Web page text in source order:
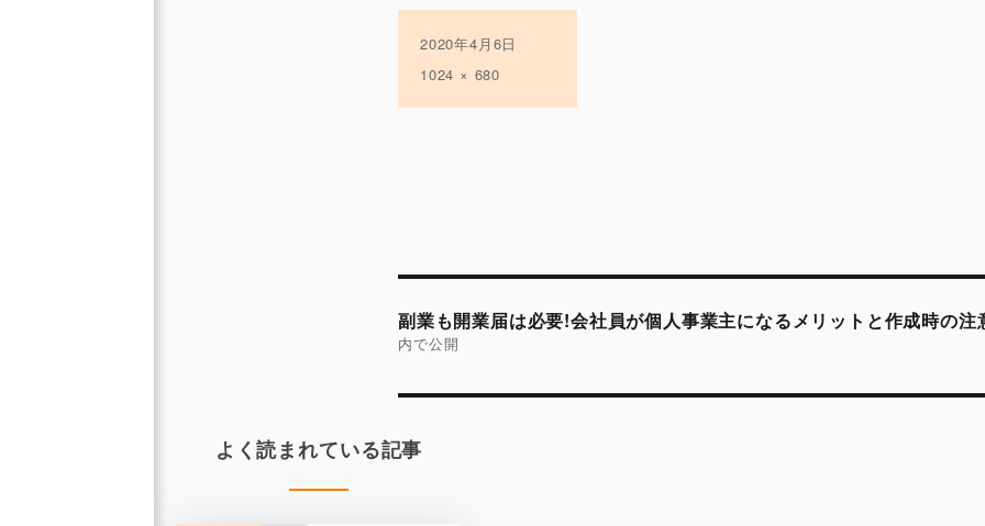
投
稿
2020年4月6日
フ
1024 × 680
稿
ナ
ゲ
シ
副業も開業届は必要!会社員が個人事業主になるメリットと作成時の注
内で公開
よく読まれている記事